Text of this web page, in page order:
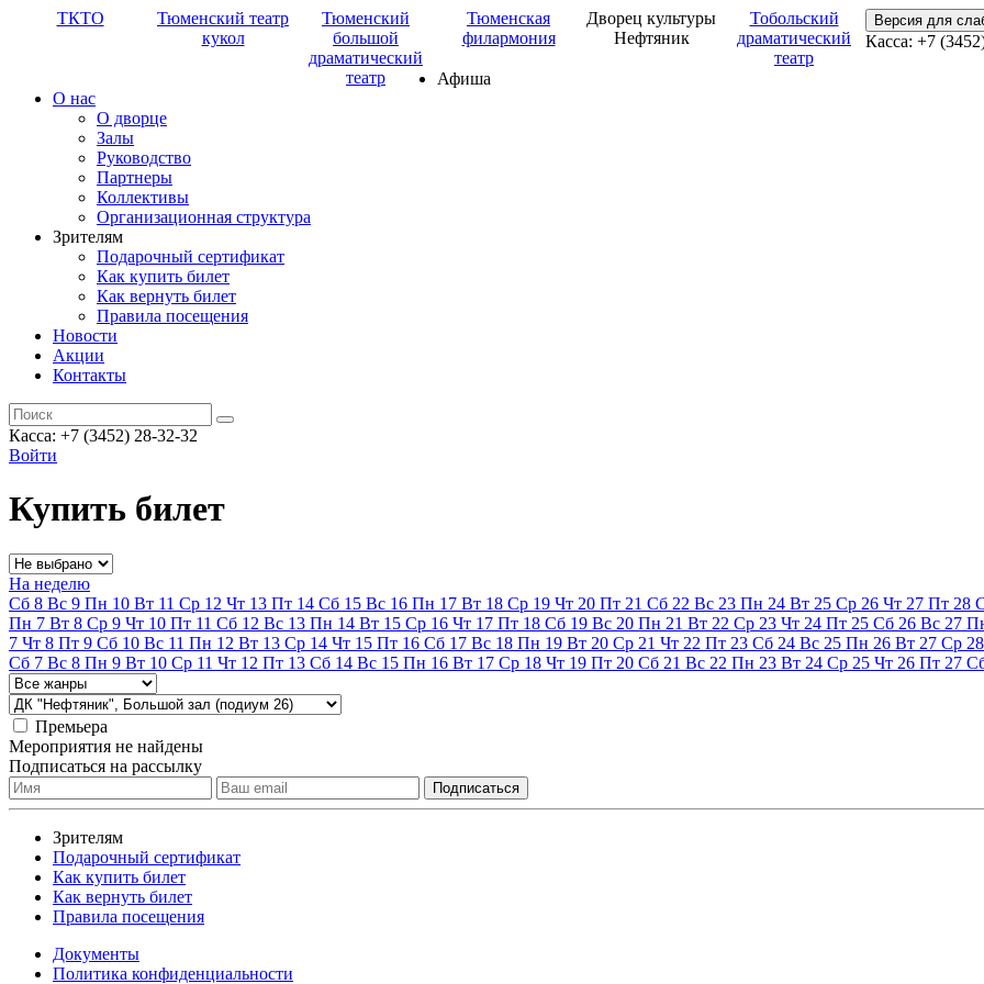
ТКТО
Тюменский театр
кукол
Тюменский
большой
драматический
театр
Тюменская
филармония
Дворец культуры
Нефтяник
Тобольский
драматический
театр
Версия для
Касса: +7
Афиша
О нас
О дворце
Залы
Руководство
Партнеры
Коллективы
Организационная структура
Зрителям
Подарочный сертификат
Как купить билет
Как вернуть билет
Правила посещения
Новости
Акции
Контакты
Касса: +7 (3452) 28-32-32
Войти
Купить билет
На неделю
Сб 8 Вс 9 Пн 10 Вт 11 Ср 12 Чт 13 Пт 14 Сб 15 Вс 16 Пн 17 Вт 18 Ср 19 Чт 20 Пт 21 Сб 22 Вс 23 Пн 24 Вт 25 Ср 26 Чт 27 Пт 28
Пн 7 Вт 8 Ср 9 Чт 10 Пт 11 Сб 12 Вс 13 Пн 14 Вт 15 Ср 16 Чт 17 Пт 18 Сб 19 Вс 20 Пн 21 Вт 22 Ср 23 Чт 24 Пт 25 Сб 26 Вс 27
7 Чт 8 Пт 9 Сб 10 Вс 11 Пн 12 Вт 13 Ср 14 Чт 15 Пт 16 Сб 17 Вс 18 Пн 19 Вт 20 Ср 21 Чт 22 Пт 23 Сб 24 Вс 25 Пн 26 Вт 27 Ср 28
Сб 7 Вс 8 Пн 9 Вт 10 Ср 11 Чт 12 Пт 13 Сб 14 Вс 15 Пн 16 Вт 17 Ср 18 Чт 19 Пт 20 Сб 21 Вс 22 Пн 23 Вт 24 Ср 25 Чт 26 Пт 27
Премьера
Мероприятия не найдены
Подписаться на рассылку
Зрителям
Подарочный сертификат
Как купить билет
Как вернуть билет
Правила посещения
Документы
Политика конфиденциальности